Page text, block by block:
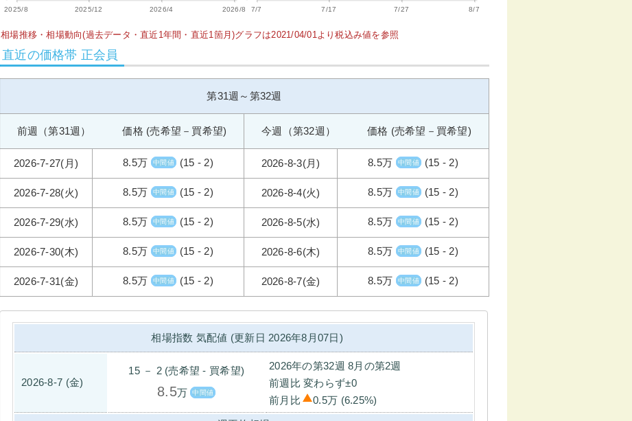
2025/8 2025/12 2026/4 2026/8 7/7 7/17 7/27 8/7
相場推移・相場動向(過去データ・直近1年間・直近1箇月)グラフは2021/04/01より税込み値を参照
直近の価格帯 正会員
第31週～第32週
前週（第31週） 価格 (売希望－買希望) 今週（第32週） 価格 (売希望－買希望)
2026-7-27(月) 8.5万 中間値 (15 - 2)
2026-7-28(火) 8.5万 中間値 (15 - 2)
2026-7-29(水) 8.5万 中間値 (15 - 2)
2026-7-30(木) 8.5万 中間値 (15 - 2)
2026-7-31(金) 8.5万 中間値 (15 - 2)
2026-8-3(月) 8.5万 中間値 (15 - 2)
2026-8-4(火) 8.5万 中間値 (15 - 2)
2026-8-5(水) 8.5万 中間値 (15 - 2)
2026-8-6(木) 8.5万 中間値 (15 - 2)
2026-8-7(金) 8.5万 中間値 (15 - 2)
相場指数 気配値 (更新日 2026年8月07日)
2026-8-7 (金)
15 － 2 (売希望 - 買希望)
8.5万 中間値
2026年の第32週 8月の第2週
前週比 変わらず±0
前月比
0.5万 (6.25%)